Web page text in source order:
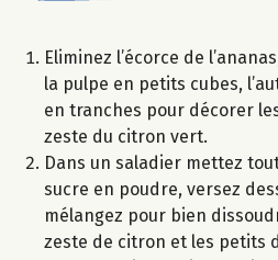
Eliminez l’écorce de
la pulpe en petits cubes,
en tranches pour décorer
zeste du citron vert.
Dans un saladier mettez
sucre en poudre, versez
mélangez pour bien
zeste de citron et les petits